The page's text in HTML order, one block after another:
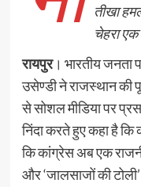
तीखा
चेहरा एक
रायपुर। भारतीय जनता
उसेण्डी ने राजस्थान की
से सोशल मीडिया पर
निंदा करते हुए कहा है कि
कि कांग्रेस अब एक
और ‘जालसाजों की